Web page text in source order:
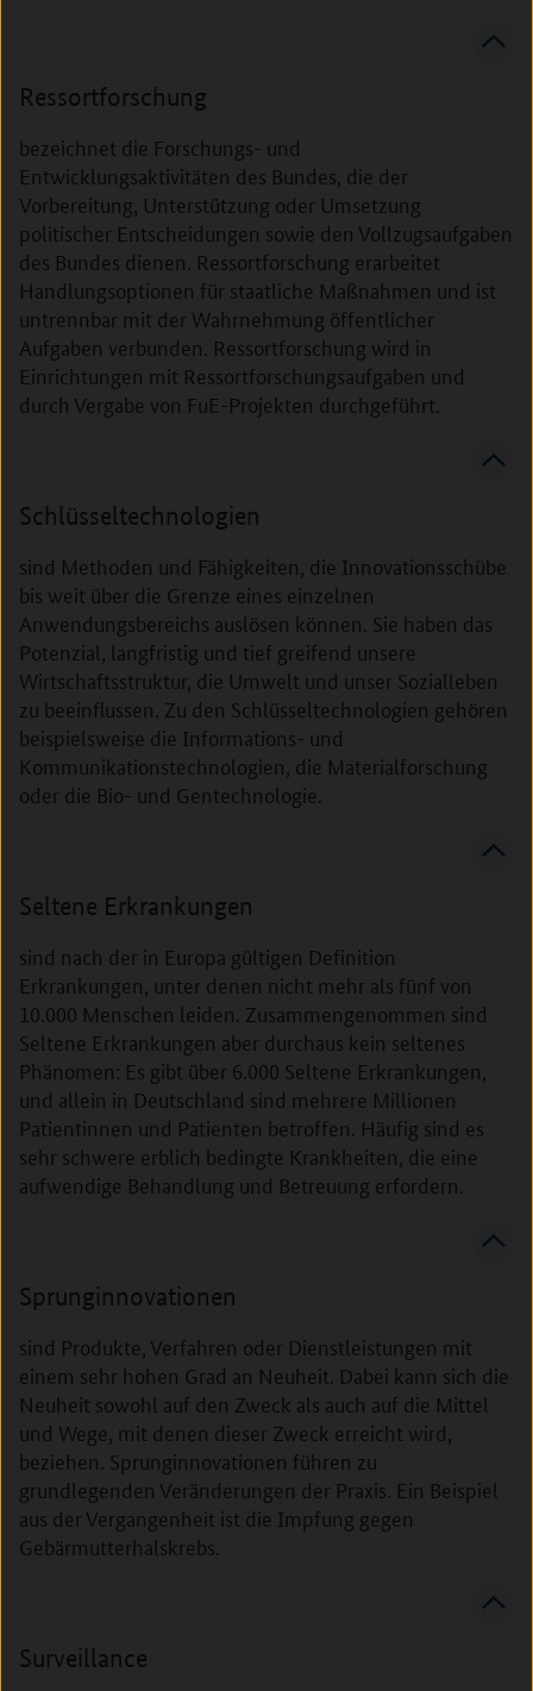
Ressortforschung
bezeichnet die Forschungs- und
Entwicklungsaktivitäten des Bundes, die der
Vorbereitung, Unterstützung oder Umsetzung
politischer Entscheidungen sowie den Vollzugsaufgaben
des Bundes dienen. Ressortforschung erarbeitet
Handlungsoptionen für staatliche Maßnahmen und ist
untrennbar mit der Wahrnehmung öffentlicher
Aufgaben verbunden. Ressortforschung wird in
Einrichtungen mit Ressortforschungsaufgaben und
durch Vergabe von FuE-Projekten durchgeführt.
Schlüsseltechnologien
sind Methoden und Fähigkeiten, die Innovationsschübe
bis weit über die Grenze eines einzelnen
Anwendungsbereichs auslösen können. Sie haben das
Potenzial, langfristig und tief greifend unsere
Wirtschaftsstruktur, die Umwelt und unser Sozialleben
zu beeinflussen. Zu den Schlüsseltechnologien gehören
beispielsweise die Informations- und
Kommunikationstechnologien, die Materialforschung
oder die Bio- und Gentechnologie.
Seltene Erkrankungen
sind nach der in Europa gültigen Definition
Erkrankungen, unter denen nicht mehr als fünf von
10.000 Menschen leiden. Zusammengenommen sind
Seltene Erkrankungen aber durchaus kein seltenes
Phänomen: Es gibt über 6.000 Seltene Erkrankungen,
und allein in Deutschland sind mehrere Millionen
Patientinnen und Patienten betroffen. Häufig sind es
sehr schwere erblich bedingte Krankheiten, die eine
aufwendige Behandlung und Betreuung erfordern.
Sprunginnovationen
sind Produkte, Verfahren oder Dienstleistungen mit
einem sehr hohen Grad an Neuheit. Dabei kann sich die
Neuheit sowohl auf den Zweck als auch auf die Mittel
und Wege, mit denen dieser Zweck erreicht wird,
beziehen. Sprunginnovationen führen zu
grundlegenden Veränderungen der Praxis. Ein Beispiel
aus der Vergangenheit ist die Impfung gegen
Gebärmutterhalskrebs.
Surveillance